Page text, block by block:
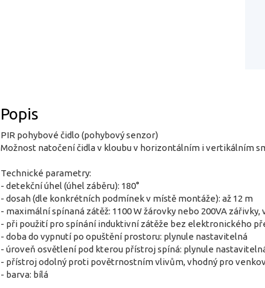
Popis
PIR pohybové čidlo (pohybový senzor)
Možnost natočení čidla v kloubu v horizontálním i vertikálním
Technické parametry:
- detekční úhel (úhel záběru): 180°
- dosah (dle konkrétních podmínek v místě montáže): až 12 m
- maximální spínaná zátěž: 1100 W žárovky nebo 200VA
- při použití pro spínání induktivní zátěže bez elektronického
- doba do vypnutí po opuštění prostoru: plynule nastavitelná
- úroveň osvětlení pod kterou přístroj spíná: plynule
- přístroj odolný proti povětrnostním vlivům, vhodný pro
- barva: bílá